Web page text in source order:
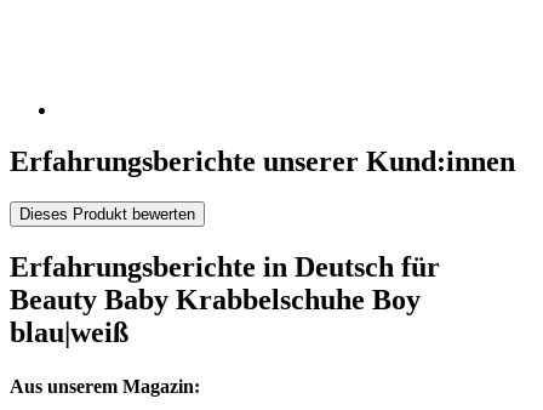
Erfahrungsberichte unserer Kund:innen
Dieses Produkt bewerten
Erfahrungsberichte in Deutsch für
Beauty Baby Krabbelschuhe Boy
blau|weiß
Aus unserem Magazin: